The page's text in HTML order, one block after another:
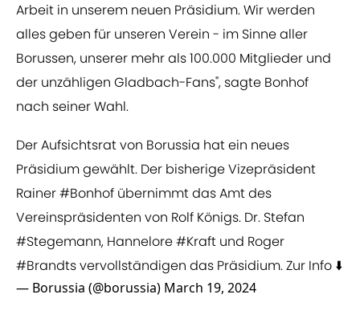
Arbeit in unserem neuen Präsidium. Wir werden
alles geben für unseren Verein - im Sinne aller
Borussen, unserer mehr als 100.000 Mitglieder und
der unzähligen Gladbach-Fans", sagte Bonhof
nach seiner Wahl.
Der Aufsichtsrat von Borussia hat ein neues
Präsidium gewählt. Der bisherige Vizepräsident
Rainer#Bonhof übernimmt das Amt des
Vereinspräsidenten von Rolf Königs. Dr. Stefan
#Stegemann, Hannelore#Kraft und Roger
#Brandtsvervollständigen das Präsidium. Zur Info ⬇️
— Borussia (@borussia) March 19, 2024